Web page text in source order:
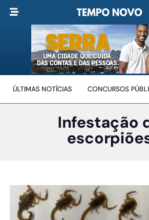
ÚLTIMAS NOTÍCIAS CONCURSOS
Infestação